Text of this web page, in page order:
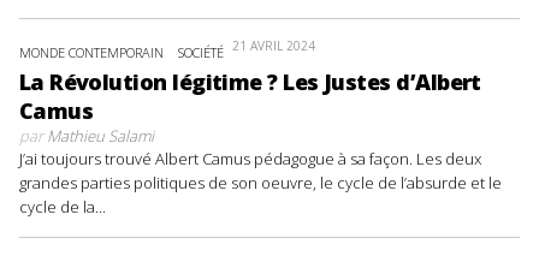
MONDE CONTEMPORAIN SOCIÉTÉ 21 AVRIL 2024
La Révolution légitime ? Les Justes d’Albert
Camus
parMathieu Salami
J’ai toujours trouvé Albert Camus pédagogue à sa façon. Les deux
grandes parties politiques de son oeuvre, le cycle de l’absurde et le
cycle de la...